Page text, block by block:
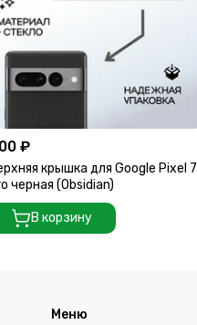
₽
крышка для Google Pixel 7
черная (Obsidian)
В корзину
Меню